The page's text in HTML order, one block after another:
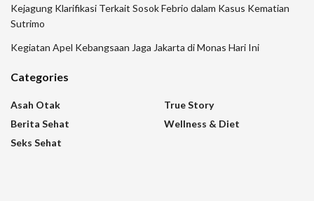
Kejagung Klarifikasi Terkait Sosok Febrio dalam Kasus Kematian
Sutrimo
Kegiatan Apel Kebangsaan Jaga Jakarta di Monas Hari Ini
Categories
Asah Otak
Berita Sehat
Seks Sehat
True Story
Wellness & Diet